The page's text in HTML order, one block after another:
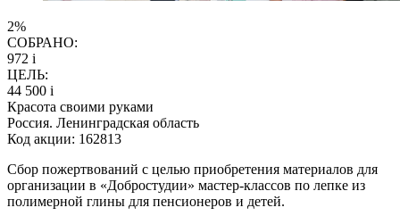
2%
СОБРАНО:
972 i
ЦЕЛЬ:
44 500 i
Красота своими руками
Россия. Ленинградская область
Код акции: 162813
Сбор пожертвований с целью приобретения материалов для
организации в «Добростудии» мастер-классов по лепке из
полимерной глины для пенсионеров и детей.